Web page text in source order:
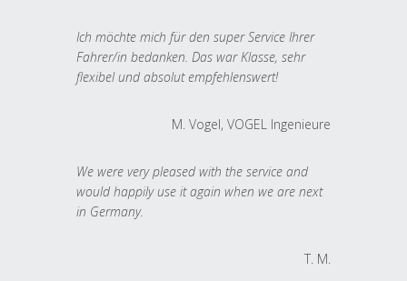
Ich möchte mich für den super Service Ihrer
Fahrer/in bedanken. Das war Klasse, sehr
flexibel und absolut empfehlenswert!
M. Vogel, VOGEL Ingenieure
We were very pleased with the service and
would happily use it again when we are next
in Germany.
T. M.